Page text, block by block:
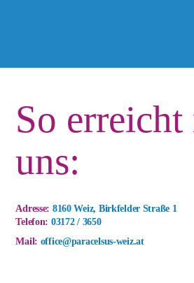
So erreicht
uns:
Adresse: 8160 Weiz, Birkfelder Straße 1
Telefon: 03172 / 3650
Mail: office@paracelsus-weiz.at